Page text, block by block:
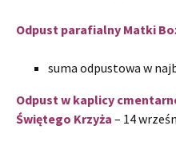
Odpust parafialny Matki
suma odpustowa w
Odpust w kaplicy
Świętego Krzyża – 14